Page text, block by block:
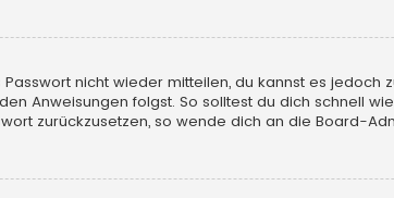
nicht wieder mitteilen, du kannst es
Anweisungen folgst. So solltest du dich schnell
zurückzusetzen, so wende dich an die Board-